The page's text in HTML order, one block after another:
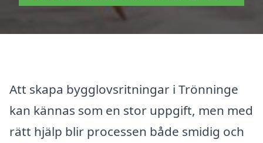
Att skapa bygglovsritningar i Trönninge
kan kännas som en stor uppgift, men med
rätt hjälp blir processen både smidig och